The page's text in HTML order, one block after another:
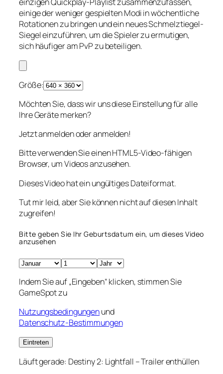
einige der weniger gespielten Modi in wöchentliche
Rotationen zu bringen und ein neues Schmelztiegel-
Siegel einzuführen, um die Spieler zu ermutigen,
sich häufiger am PvP zu beteiligen.
Größe:
Möchten Sie, dass wir uns diese Einstellung für alle
Ihre Geräte merken?
Jetzt anmelden oder anmelden!
Bitte verwenden Sie einen HTML5-Video-fähigen
Browser, um Videos anzusehen.
Dieses Video hat ein ungültiges Dateiformat.
Tut mir leid, aber Sie können nicht auf diesen Inhalt
zugreifen!
Bitte geben Sie Ihr Geburtsdatum ein, um dieses Video
anzusehen
Indem Sie auf „Eingeben“ klicken, stimmen Sie
GameSpot zu
Nutzungsbedingungenund
Datenschutz-Bestimmungen
Eintreten
Läuft gerade: Destiny 2: Lightfall – Trailer enthüllen